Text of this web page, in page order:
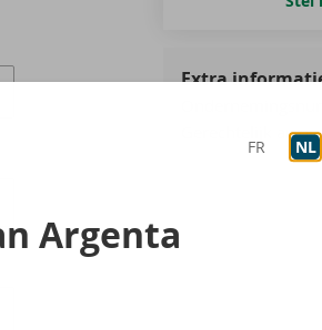
FR NL
Argenta
Extra
Gerechtelijk